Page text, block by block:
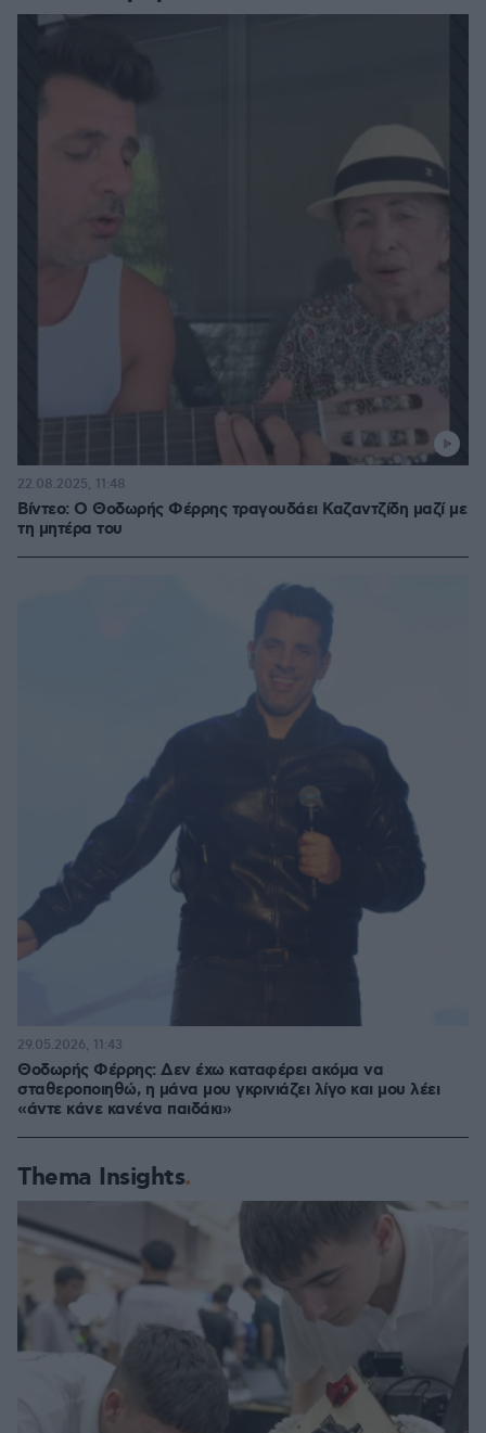
Βίντεο: Ο Θοδωρής Φέρρης τραγουδάει Καζαντζίδη μαζί με
τη μητέρα του
22.08.2025, 11:48
Θοδωρής Φέρρης: Δεν έχω καταφέρει ακόμα να
σταθεροποιηθώ, η μάνα μου γκρινιάζει λίγο και μου λέει
«άντε κάνε κανένα παιδάκι»
29.05.2026, 11:43
Thema Insights